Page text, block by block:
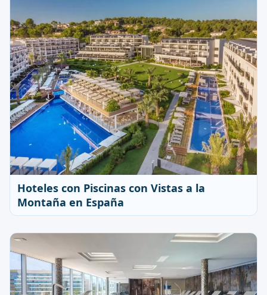
Hoteles con Piscinas con Vistas a la
Montaña en España